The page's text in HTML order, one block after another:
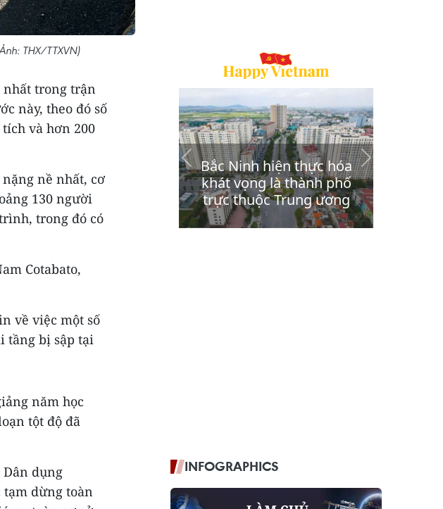
THX/TTXVN)
nhất trong trận
này, theo đó số
và hơn 200
nề nhất, cơ
130 người
trong đó có
Cotabato,
về việc một số
tầng bị sập tại
năm học
tột độ đã
dụng
tạm dừng toàn
INFOGRAPHICS